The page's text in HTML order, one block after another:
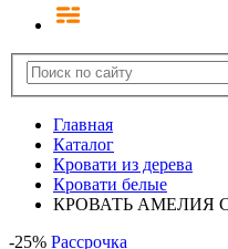
Главная
Каталог
Кровати из дерева
Кровати белые
КРОВАТЬ АМЕЛИЯ
-25% Рассрочка